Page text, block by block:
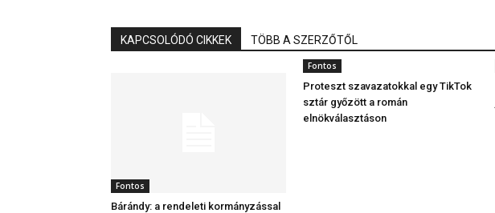
KAPCSOLÓDÓ CIKKEK TÖBB A SZERZŐTŐL
Fontos
Bárándy: a rendeleti kormányzással
Fontos
Proteszt szavazatokkal egy TikTok
sztár győzött a román
elnökválasztáson